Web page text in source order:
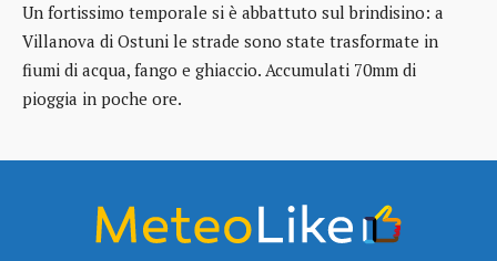
Un fortissimo temporale si è abbattuto sul brindisino: a
Villanova di Ostuni le strade sono state trasformate in
fiumi di acqua, fango e ghiaccio. Accumulati 70mm di
pioggia in poche ore.